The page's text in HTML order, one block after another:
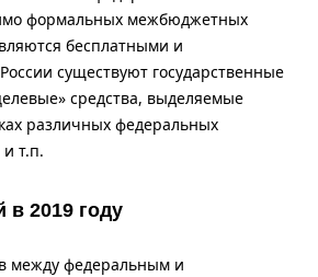
формальных межбюджетных
бесплатными и
существуют государственные
средства, выделяемые
различных федеральных
т.п.
в 2019 году
между федеральным и